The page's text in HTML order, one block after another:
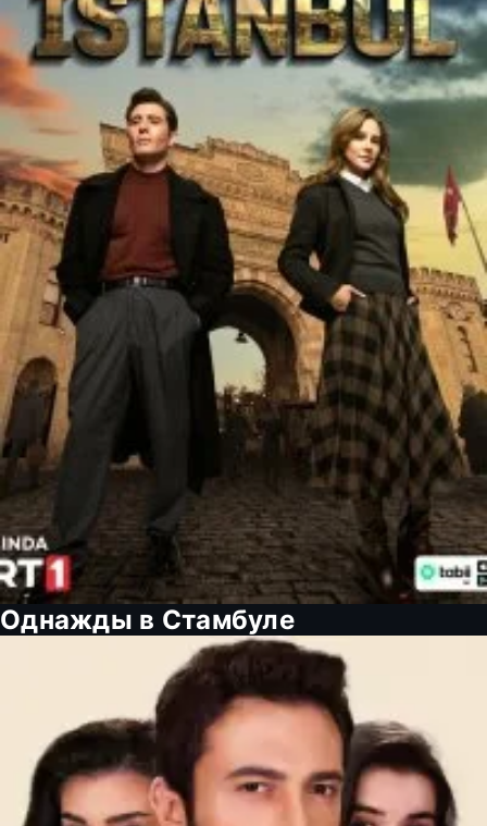
Однажды в Стамбуле